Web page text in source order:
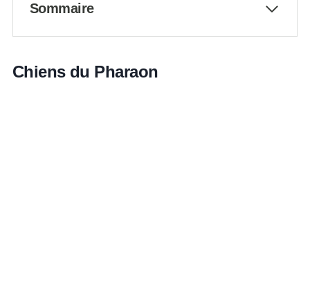
Sommaire
Chiens du Pharaon